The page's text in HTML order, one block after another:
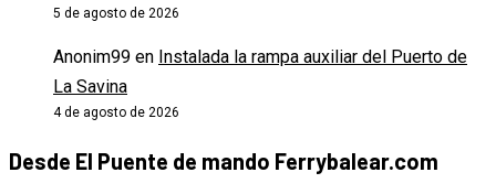
5 de agosto de 2026
Anonim99 en Instalada la rampa auxiliar del Puerto de
La Savina
4 de agosto de 2026
Desde El Puente de mando Ferrybalear.com